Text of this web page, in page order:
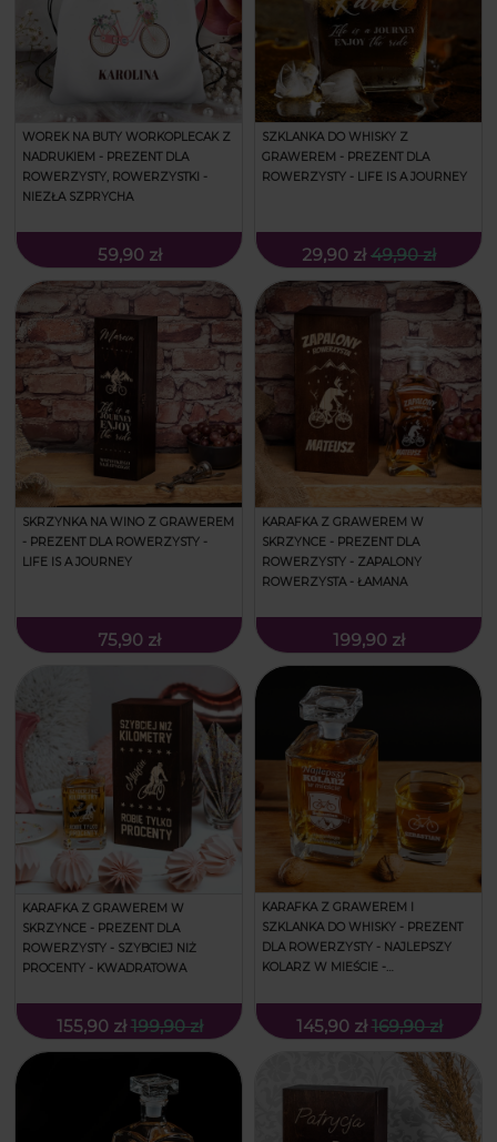
WOREK NA BUTY WORKOPLECAK Z
NADRUKIEM - PREZENT DLA
ROWERZYSTY, ROWERZYSTKI -
NIEZŁA SZPRYCHA
59,90 zł
SZKLANKA DO WHISKY Z
GRAWEREM - PREZENT DLA
ROWERZYSTY - LIFE IS A JOURNEY
29,90 zł 49,90 zł
SKRZYNKA NA WINO Z GRAWEREM
- PREZENT DLA ROWERZYSTY -
LIFE IS A JOURNEY
75,90 zł
KARAFKA Z GRAWEREM W
SKRZYNCE - PREZENT DLA
ROWERZYSTY - ZAPALONY
ROWERZYSTA - ŁAMANA
199,90 zł
KARAFKA Z GRAWEREM W
SKRZYNCE - PREZENT DLA
ROWERZYSTY - SZYBCIEJ NIŻ
PROCENTY - KWADRATOWA
155,90 zł 199,90 zł
KARAFKA Z GRAWEREM I
SZKLANKA DO WHISKY - PREZENT
DLA ROWERZYSTY - NAJLEPSZY
KOLARZ W MIEŚCIE -
145,90 zł 169,90 zł